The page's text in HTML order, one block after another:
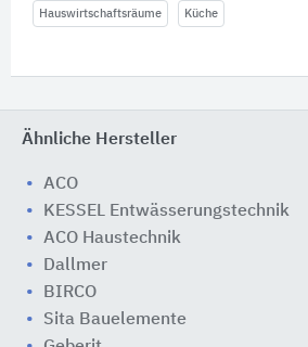
Hauswirtschaftsräume Küche
Ähnliche Hersteller
ACO
KESSEL Entwässerungstechnik
ACO Haustechnik
Dallmer
BIRCO
Sita Bauelemente